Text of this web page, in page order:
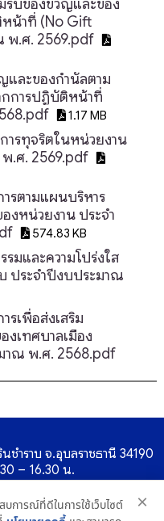
รับของขวัญและของ
น้าที่ (No Gift
พ.ศ. 2569.pdf
และของกำนัลตาม
กการปฏิบัติหน้าที่
1.17 MB
ารทุจริตในหน่วยงาน
.ศ. 2569.pdf
ารตามแผนบริหาร
งหน่วยงาน ประจำ
574.83 KB
มและความโปร่งใส
ประจำปีงบประมาณ
รเพื่อส่งเสริม
งเทศบาลเมือง
มาณ พ.ศ. 2568.pdf
ชำราบ จ.อุบลราชธานี 34190
– 16.30 น.
การณ์ที่ดีในการใช้เว็บไซต์
×